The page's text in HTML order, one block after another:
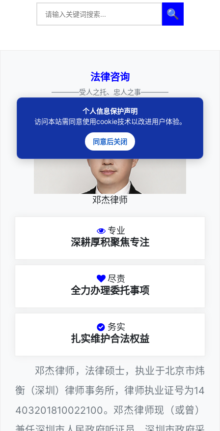
🔍
法律咨询
————受人之托、忠人之事————
邓杰律师
专业
深耕厚积聚焦专注
尽责
全力办理委托事项
务实
扎实维护合法权益
邓杰律师，法律硕士，执业于北京市炜
衡（深圳）律师事务所，律师执业证号为14
403201810022100。邓杰律师现（或曾）
个人信息保护声明
访问本站需同意使用cookie技术以改进用户体验。
同意后关闭